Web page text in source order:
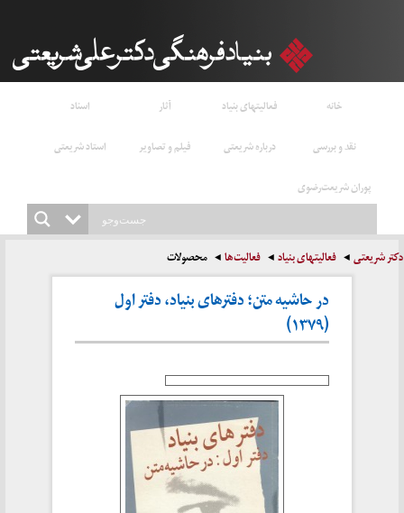
خانه فعالیتهای بنیاد آثار
اسناد
نقد و بررسی
درباره شریعتی فیلم و تصاویر
استاد شریعتی
پوران شریعت‌رضوی
دکتر شریعتی فعالیتهای بنیاد فعالیت‌ها محصولات
در حاشیه متن؛ دفترهای بنیاد، دفتر اول
(۱۳۷۹)